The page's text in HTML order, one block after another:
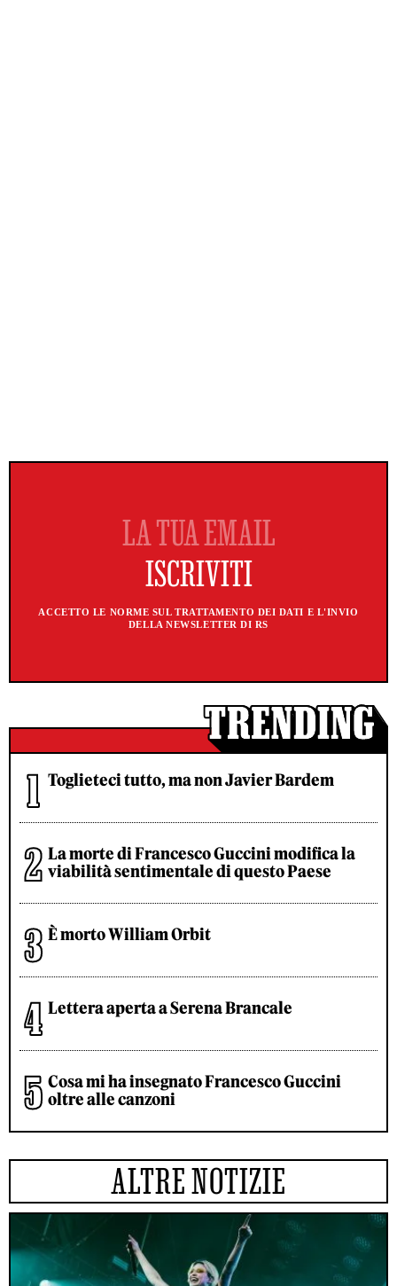
ACCETTO LE NORME SUL TRATTAMENTO DEI DATI E L'INVIO
DELLA NEWSLETTER DI RS
Toglieteci tutto, ma non Javier Bardem
La morte di Francesco Guccini modifica la
viabilità sentimentale di questo Paese
È morto William Orbit
Lettera aperta a Serena Brancale
Cosa mi ha insegnato Francesco Guccini
oltre alle canzoni
ALTRE NOTIZIE